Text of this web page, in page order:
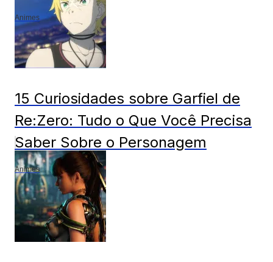
Animes
15 Curiosidades sobre Garfiel de
Re:Zero: Tudo o Que Você Precisa
Saber Sobre o Personagem
Animes